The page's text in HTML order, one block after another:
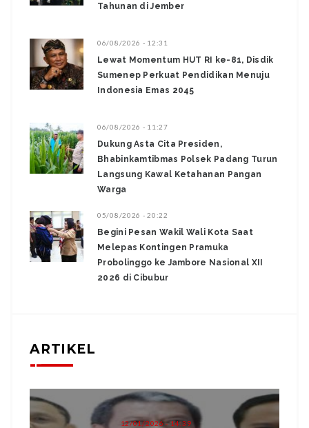
Tahunan di Jember
06/08/2026 - 12:31
Lewat Momentum HUT RI ke-81, Disdik
Sumenep Perkuat Pendidikan Menuju
Indonesia Emas 2045
06/08/2026 - 11:27
Dukung Asta Cita Presiden,
Bhabinkamtibmas Polsek Padang Turun
Langsung Kawal Ketahanan Pangan
Warga
05/08/2026 - 20:22
Begini Pesan Wakil Wali Kota Saat
Melepas Kontingen Pramuka
Probolinggo ke Jambore Nasional XII
2026 di Cibubur
ARTIKEL
12/01/2026 - 14:39